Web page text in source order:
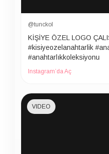
@tunckol
KİŞİYE ÖZEL LOGO
#kisiyeozelanahtarlik
#anahtarlıkkoleksiyonu
Instagram’da Aç
VIDEO